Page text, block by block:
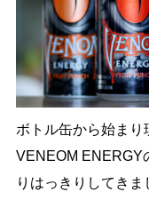
ボトル缶から始まり
VENEOM ENERGY
りはっきりしてき